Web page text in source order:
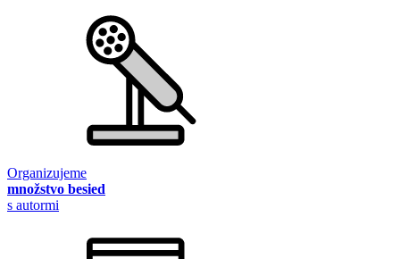
Organizujeme
množstvo besied
s autormi